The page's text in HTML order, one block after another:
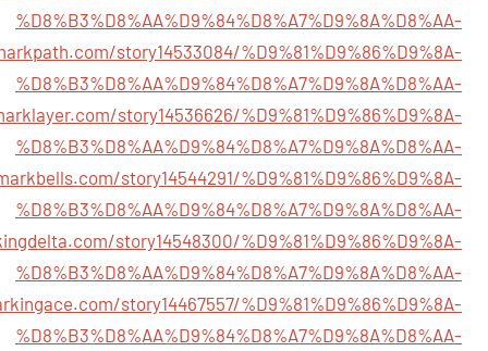
%D8%B3%D8%AA%D9%84%D8%A7%D9%8A%D8%AA-
story14533084/%D9%81%D9%86%D9%8A-
%D8%B3%D8%AA%D9%84%D8%A7%D9%8A%D8%AA-
story14536626/%D9%81%D9%86%D9%8A-
%D8%B3%D8%AA%D9%84%D8%A7%D9%8A%D8%AA-
story14544291/%D9%81%D9%86%D9%8A-
%D8%B3%D8%AA%D9%84%D8%A7%D9%8A%D8%AA-
story14548300/%D9%81%D9%86%D9%8A-
%D8%B3%D8%AA%D9%84%D8%A7%D9%8A%D8%AA-
story14467557/%D9%81%D9%86%D9%8A-
%D8%B3%D8%AA%D9%84%D8%A7%D9%8A%D8%AA-